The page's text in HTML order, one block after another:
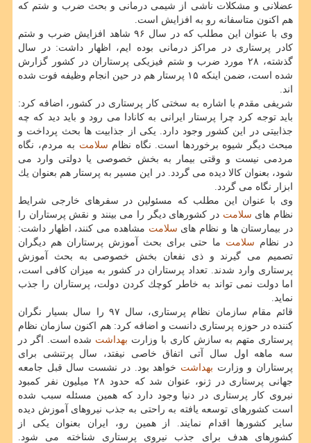
عضلانی و مشكلات ناشی از شیمی درمانی و بحث ضرب و شتم كه
هم اكنون متاسفانه رو به افزایش است.
وی با عنوان این مطلب كه در سال ۹۶ شاهد افزایش ضرب و شتم
كادر پرستاری در مراكز درمانی بوده ایم، اظهار داشت: در سال
گذشته، ۲۸ مورد ضرب و شتم فیزیكی پرستاران در كشور گزارش
شده است، ضمن اینكه ۱۵ پرستار هم در حین انجام وظیفه فوت شده
اند.
شریفی مقدم با اشاره به سختی كار پرستاری در كشور، اضافه كرد:
باید توجه كرد چرا پرستار ایرانی به كانادا می رود و باید دید كه چه
جذابیتی در این كشور وجود دارد. یكی از جذابیت ها بحث پرداخت و
مبحث دیگر شیوه برخوردها است. نگاه نظام سلامت به مردم، نگاه
مردمی نیست و وقتی بیمار به بخش خصوصی یا دولتی وارد می
شود، بعنوان كالا دیده می گردد. در این مسیر به پرستار هم بعنوان یك
ابزار نگاه می گردد.
وی با عنوان این مطلب كه مسئولین در سفرهای خارجی شرایط
نظام های سلامت در كشورهای دیگر را می بینند و نقش پرستاران را
در بیمارستان ها و نظام های سلامت مشاهده می كنند، اظهار داشت:
در نظام سلامت ما حتی برای بحث آموزش پرستاران هم دیگران
تصمیم می گیرند و ذی نفعان بخش خصوصی به بحث آموزش
پرستاری وارد شدند. تعداد پرستاران در كشور به میزان كافی است،
اما دولت نمی تواند به خاطر كوچك كردن دولت، پرستاران را جذب
نماید.
قائم مقام سازمان نظام پرستاری، سال ۹۷ را سال بسیار نگران
كننده در حوزه پرستاری دانست و اضافه كرد: هم اكنون سازمان نظام
پرستاری متهم به سازش كاری با وزارت بهداشت شده است. اگر در
سه ماهه اول سال آتی اتفاق خاصی نیفتد، سال پرتنشی برای
پرستاران و وزارت بهداشت خواهد بود. در نشست سال قبل جامعه
جهانی پرستاری در ژنو، عنوان شد كه حدود ۲۸ میلیون نفر كمبود
نیروی كار پرستاری در دنیا وجود دارد كه همین مسئله سبب شده
است كشورهای توسعه یافته به راحتی به جذب نیروهای آموزش دیده
سایر كشورها اقدام نمایند. از همین رو، ایران بعنوان یكی از
كشورهای هدف برای جذب نیروی پرستاری شناخته می شود.